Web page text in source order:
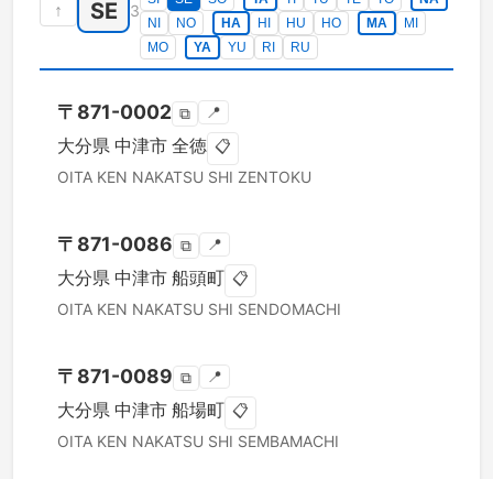
↑ SE 3
NI
NO HA HI HU HO MA
MI
MO
YA YU RI RU
〒 871-0002 ⧉ 📍
大分県 中津市 全徳 📋
OITA KEN NAKATSU SHI ZENTOKU
〒 871-0086 ⧉ 📍
大分県 中津市 船頭町 📋
OITA KEN NAKATSU SHI SENDOMACHI
〒 871-0089 ⧉ 📍
大分県 中津市 船場町 📋
OITA KEN NAKATSU SHI SEMBAMACHI